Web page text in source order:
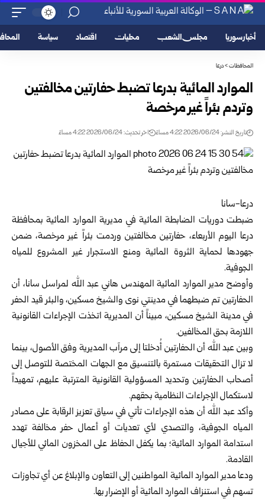
أخبار سوريا مجلس الشعب محليات اقتصاد سياسة
المحافظات>درعا
الموارد المائية بدرعا تضبط حفارتين مخالفتين
وتردم بئراً غير مرخصة
تاريخ النشر: 2026/06/24 4:22 مساءً اخر تحديث: 2026/06/24 4:22 مساءً
درعا-سانا
ضبطت دوريات الضابطة المائية في مديرية الموارد المائية بمحافظة
درعا اليوم الأربعاء، حفارتين مخالفتين وردمت بئراً غير مرخصة، ضمن
جهودها لحماية الثروة المائية ومنع الاستجرار غير المشروع للمياه
الجوفية.
وأوضح مدير الموارد المائية المهندس هاني عبد الله لمراسل سانا، أن
الحفارتين تم ضبطهما في مدينتي نوى والشيخ مسكين، والبئر قيد الحفر
في مدينة الشيخ مسكين، مبيناً أن المديرية اتخذت الإجراءات القانونية
اللازمة بحق المخالفين.
وبين عبد الله أن الحفارتين أُدخلتا إلى مرآب المديرية وفق الأصول، بينما
لا تزال التحقيقات مستمرة بالتنسيق مع الجهات المختصة للتوصل إلى
أصحاب الحفارتين وتحديد المسؤولية القانونية المترتبة عليهم، تمهيداً
لاستكمال الإجراءات النظامية بحقهم.
وأكد عبد الله أن هذه الإجراءات تأتي في سياق تعزيز الرقابة على مصادر
المياه الجوفية، والتصدي لأي تعديات أو أعمال حفر مخالفة تهدد
استدامة الموارد المائية؛ بما يكفل الحفاظ على المخزون المائي للأجيال
القادمة.
ودعا مدير الموارد المائية المواطنين إلى التعاون والإبلاغ عن أي تجاوزات
تسهم في استنزاف الموارد المائية أو الإضرار بها.